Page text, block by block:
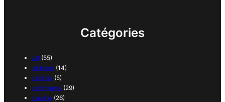
Catégories
art (55)
biologie (14)
cinéma (5)
commerce (29)
cuisine (26)